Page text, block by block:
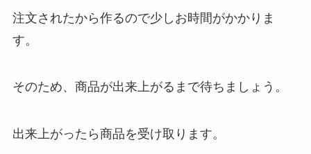
注文されたから作るので少しお時間がかかりま
す。
そのため、商品が出来上がるまで待ちましょう。
出来上がったら商品を受け取ります。